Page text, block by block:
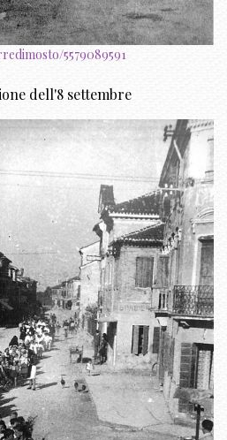
5579089591
dell'8 settembre